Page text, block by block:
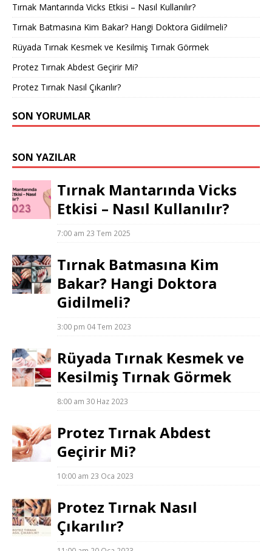
Tırnak Mantarında Vicks Etkisi – Nasıl Kullanılır?
Tırnak Batmasına Kim Bakar? Hangi Doktora Gidilmeli?
Rüyada Tırnak Kesmek ve Kesilmiş Tırnak Görmek
Protez Tırnak Abdest Geçirir Mi?
Protez Tırnak Nasıl Çıkarılır?
SON YORUMLAR
SON YAZILAR
Tırnak Mantarında Vicks
Etkisi – Nasıl Kullanılır?
7:00 am 23 Tem 2025
Tırnak Batmasına Kim
Bakar? Hangi Doktora
Gidilmeli?
3:00 pm 04 Tem 2023
Rüyada Tırnak Kesmek ve
Kesilmiş Tırnak Görmek
8:00 am 30 Haz 2023
Protez Tırnak Abdest
Geçirir Mi?
10:00 am 23 Oca 2023
Protez Tırnak Nasıl
Çıkarılır?